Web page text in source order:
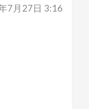
7月27日 3:16